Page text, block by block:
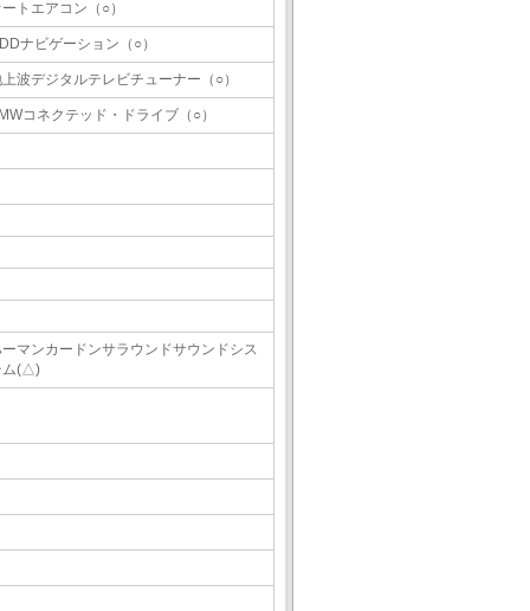
ートエアコン（○）
ナビゲーション（○）
波デジタルテレビチューナー（○）
コネクテッド・ドライブ（○）
マンカードンサラウンドサウンドシス
ム(△)